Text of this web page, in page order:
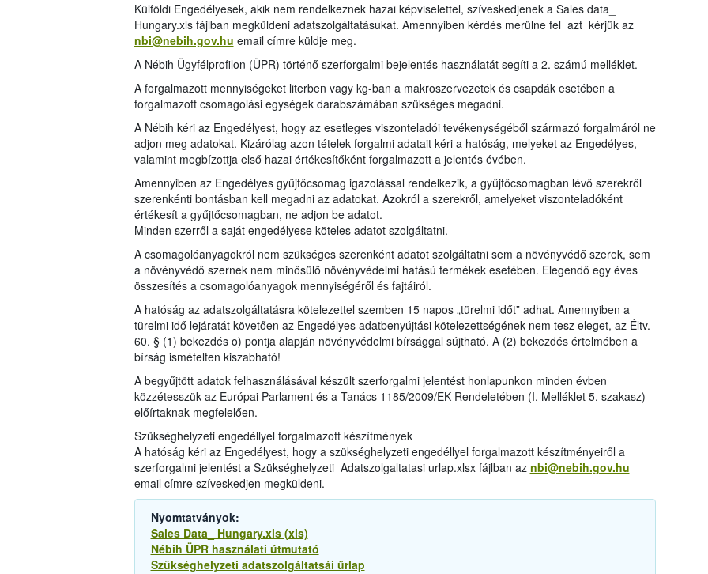
Külföldi Engedélyesek, akik nem rendelkeznek hazai képviselettel, szíveskedjenek a Sales data_
Hungary.xls fájlban megküldeni adatszolgáltatásukat. Amennyiben kérdés merülne fel azt kérjük az
nbi@nebih.gov.hu email címre küldje meg.
A Nébih Ügyfélprofilon (ÜPR) történő szerforgalmi bejelentés használatát segíti a 2. számú melléklet.
A forgalmazott mennyiségeket literben vagy kg-ban a makroszervezetek és csapdák esetében a
forgalmazott csomagolási egységek darabszámában szükséges megadni.
A Nébih kéri az Engedélyest, hogy az esetleges viszonteladói tevékenységéből származó forgalmáról ne
adjon meg adatokat. Kizárólag azon tételek forgalmi adatait kéri a hatóság, melyeket az Engedélyes,
valamint megbízottja első hazai értékesítőként forgalmazott a jelentés évében.
Amennyiben az Engedélyes gyűjtőcsomag igazolással rendelkezik, a gyűjtőcsomagban lévő szerekről
szerenkénti bontásban kell megadni az adatokat. Azokról a szerekről, amelyeket viszonteladóként
értékesít a gyűjtőcsomagban, ne adjon be adatot.
Minden szerről a saját engedélyese köteles adatot szolgáltatni.
A csomagolóanyagokról nem szükséges szerenként adatot szolgáltatni sem a növényvédő szerek, sem
a növényvédő szernek nem minősülő növényvédelmi hatású termékek esetében. Elegendő egy éves
összesítés a csomagolóanyagok mennyiségéről és fajtáiról.
A hatóság az adatszolgáltatásra kötelezettel szemben 15 napos „türelmi időt” adhat. Amennyiben a
türelmi idő lejáratát követően az Engedélyes adatbenyújtási kötelezettségének nem tesz eleget, az Éltv.
60. § (1) bekezdés o) pontja alapján növényvédelmi bírsággal sújtható. A (2) bekezdés értelmében a
bírság ismételten kiszabható!
A begyűjtött adatok felhasználásával készült szerforgalmi jelentést honlapunkon minden évben
közzétesszük az Európai Parlament és a Tanács 1185/2009/EK Rendeletében (I. Melléklet 5. szakasz)
előírtaknak megfelelően.
Szükséghelyzeti engedéllyel forgalmazott készítmények
A hatóság kéri az Engedélyest, hogy a szükséghelyzeti engedéllyel forgalmazott készítményeiről a
szerforgalmi jelentést a Szükséghelyzeti_Adatszolgaltatasi urlap.xlsx fájlban az nbi@nebih.gov.hu
email címre szíveskedjen megküldeni.
Nyomtatványok:
Sales Data_ Hungary.xls (xls)
Nébih ÜPR használati útmutató
Szükséghelyzeti adatszolgáltatsái űrlap